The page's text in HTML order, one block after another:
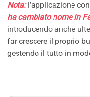
Nota:l’applicazione
ha cambiato nome in
introducendo anche
far crescere il proprio
gestendo il tutto in